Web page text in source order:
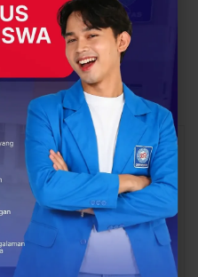
UBSI Karawang Gelar
Pengabdian Masyarakat
Demokrasi di SMPN 3
Rengasdengklok
All
BERITA